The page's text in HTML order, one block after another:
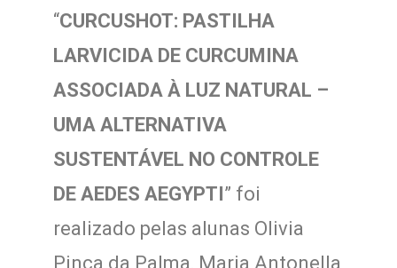
“CURCUSHOT: PASTILHA
LARVICIDA DE CURCUMINA
ASSOCIADA À LUZ NATURAL –
UMA ALTERNATIVA
SUSTENTÁVEL NO CONTROLE
DE AEDES AEGYPTI” foi
realizado pelas alunas Olivia
Pinca da Palma, Maria Antonella